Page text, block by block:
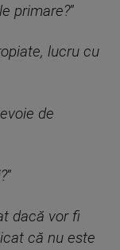
primare?”
lucru cu
de
”
dacă vor fi
că nu este